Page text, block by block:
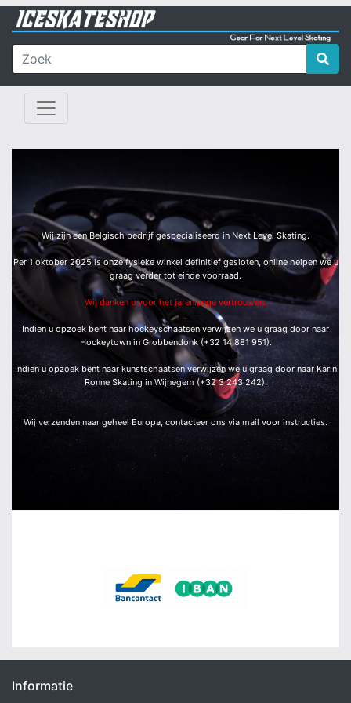
Wij zijn een Belgisch bedrijf gespecialiseerd in Next Level Skating.
Per 1 oktober 2025 is onze fysieke winkel definitief gesloten, online helpen we u
graag verder tot einde voorraad.
Wij danken u voor het jarenlange vertrouwen.
Indien u opzoek bent naar hockeyschaatsen verwijzen we u graag door naar
Hockeytown in Grobbendonk (+32 14 881 951).
Indien u opzoek bent naar kunstschaatsen verwijzen we u graag door naar Karin
Ronne Skating in Wijnegem (+32 3 243 242).
Wij verzenden naar geheel Europa, contacteer ons via mail voor instructies.
Informatie